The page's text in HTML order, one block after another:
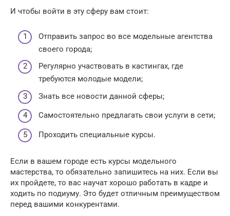
И чтобы войти в эту сферу вам стоит:
Отправить запрос во все модельные агентства
своего города;
Регулярно участвовать в кастингах, где
требуются молодые модели;
Знать все новости данной сферы;
Самостоятельно предлагать свои услуги в сети;
Проходить специальные курсы.
Если в вашем городе есть курсы модельного
мастерства, то обязательно запишитесь на них. Если вы
их пройдете, то вас научат хорошо работать в кадре и
ходить по подиуму. Это будет отличным преимуществом
перед вашими конкурентами.